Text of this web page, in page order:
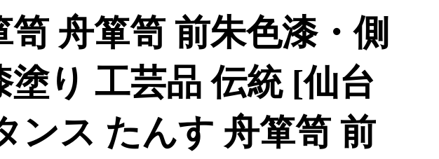
笥 舟箪笥 前朱色漆・側
塗り 工芸品 伝統 [仙台
ンス たんす 舟箪笥 前